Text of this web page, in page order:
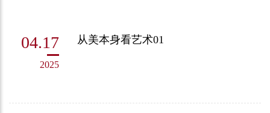
04.17
2025
从美本身看艺术01